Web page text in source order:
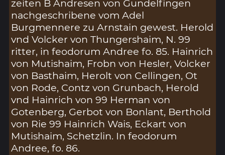
zeiten B Andresen von Gundelfingen
nachgeschribene vom Adel
Burgmennere zu Arnstain gewest. Herold
vnd Volcker von Thungershaim, N. 99
ritter, in feodorum Andree fo. 85. Hainrich
von Mutishaim, Frobn von Hesler, Volcker
von Basthaim, Herolt von Cellingen, Ot
von Rode, Contz von Grunbach, Herold
vnd Hainrich von 99 Herman von
Gotenberg, Gerbot von Bonlant, Berthold
von Rie 99 Hainrich Wais, Eckart von
Mutishaim, Schetzlin. In feodorum
Andree, fo. 86.